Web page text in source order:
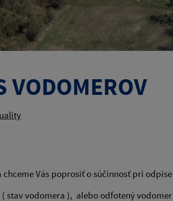
VODOMEROV
chceme Vás poprosiť o súčinnosť pri
stav vodomera ), alebo odfotený